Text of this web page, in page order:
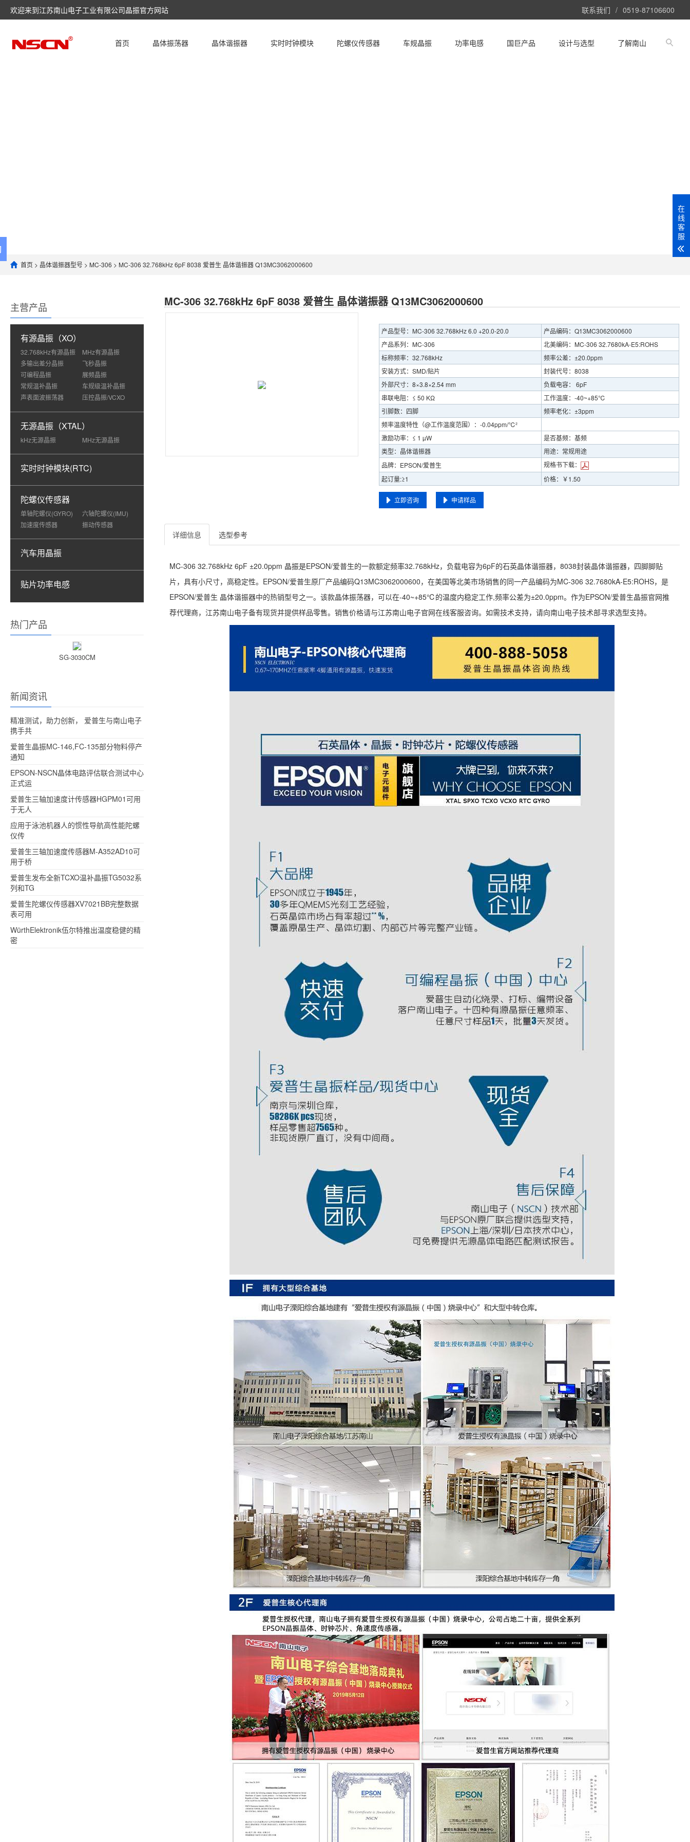
欢迎来到江苏南山电子工业有限公司晶振官方网站 联系我们 / 0519-87106600
首页 晶体振荡器 晶体谐振器 实时时钟模块 陀螺仪传感器 车规晶振 功率电感 国巨产品 设计与选型 了解南山
首页 > 晶体谐振器型号 > MC-306 > MC-306 32.768kHz 6pF 8038 爱普生 晶体谐振器 Q13MC3062000600
主营产品
有源晶振（XO）
32.768kHz有源晶振
MHz有源晶振
多输出差分晶振
飞秒晶振
可编程晶振
展频晶振
常规温补晶振
车规级温补晶振
声表面波振荡器
压控晶振/VCXO
无源晶振（XTAL）
kHz无源晶振 MHz无源晶振
实时时钟模块(RTC)
陀螺仪传感器
单轴陀螺仪(GYRO)
六轴陀螺仪(IMU)
加速度传感器
振动传感器
汽车用晶振
贴片功率电感
热门产品
SG-3030CM
新闻资讯
精准测试，助力创新， 爱普生与南山电子
携手共
爱普生晶振MC-146,FC-135部分物料停产
通知
EPSON-NSCN晶体电路评估联合测试中心
正式运
爱普生三轴加速度计传感器HGPM01可用
于无人
应用于泳池机器人的惯性导航高性能陀螺
仪传
爱普生三轴加速度传感器M-A352AD10可
用于桥
爱普生发布全新TCXO温补晶振TG5032系
列和TG
爱普生陀螺仪传感器XV7021BB完整数据
表可用
WürthElektronik伍尔特推出温度稳健的精
密
MC-306 32.768kHz 6pF 8038 爱普生 晶体谐振器 Q13MC3062000600
产品型号：MC-306 32.768kHz 6.0 +20.0-20.0
产品编码：Q13MC3062000600
产品系列：MC-306
北美编码：MC-306 32.7680kA-E5:ROHS
标称频率：32.768kHz
频率公差：±20.0ppm
安装方式：SMD/贴片
封装代号：8038
外部尺寸：8×3.8×2.54 mm
负载电容： 6pF
串联电阻：≤ 50 KΩ
工作温度：-40~+85℃
引脚数：四脚
频率老化：±3ppm
频率温度特性（@工作温度范围）：-0.04ppm/℃²
激励功率：≤ 1 µW
是否基频：基频
类型：晶体谐振器
用途：常规用途
品牌：EPSON/爱普生
规格书下载：
起订量:≥1
价格：￥1.50
立即咨询 申请样品
详细信息 选型参考
MC-306 32.768kHz 6pF ±20.0ppm 晶振是EPSON/爱普生的一款额定频率32.768kHz，负载电容为6pF的石英晶体谐振器，8038封装晶体谐振器，四脚脚贴
片，具有小尺寸，高稳定性。EPSON/爱普生原厂产品编码Q13MC3062000600，在美国等北美市场销售的同一产品编码为MC-306 32.7680kA-E5:ROHS，是
EPSON/爱普生 晶体谐振器中的热销型号之一。该款晶体振荡器，可以在-40~+85℃的温度内稳定工作,频率公差为±20.0ppm。作为EPSON/爱普生晶振官网推
荐代理商，江苏南山电子备有现货并提供样品零售。销售价格请与江苏南山电子官网在线客服咨询。如需技术支持，请向南山电子技术部寻求选型支持。
在
线
客
服